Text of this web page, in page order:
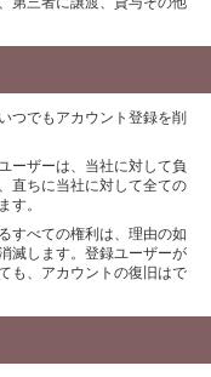
つでもアカウント登録を削
ーザーは、当社に対して負
直ちに当社に対して全ての
す。
すべての権利は、理由の如
滅します。登録ユーザーが
も、アカウントの復旧はで